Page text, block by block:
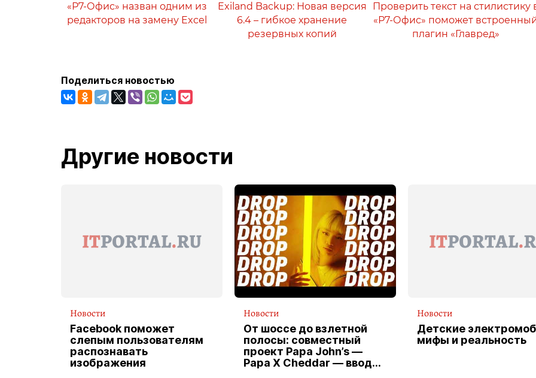
«Р7-Офис» назван одним из
редакторов на замену Excel
Exiland Backup: Новая версия
6.4 – гибкое хранение
резервных копий
Проверить текст на стилистику
«Р7-Офис» поможет
плагин «Главред»
Поделиться новостью
Другие новости
Новости
Facebook поможет
слепым пользователям
распознавать
изображения
Новости
От шоссе до взлетной
полосы: совместный
проект Papa John’s —
Papa X Cheddar — вводит
Новости
Детские
мифы и реальность